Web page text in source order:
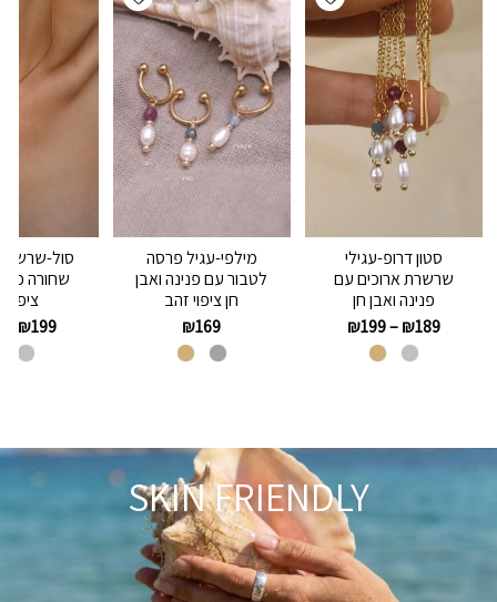
סטון דרופ-עגילי
שרשרת ארוכים עם
פנינה ואבן חן
₪189
–
₪199
מילפי-עגיל פרסה
לטבור עם פנינה ואבן
חן ציפוי זהב
₪169
סול-
ציפוי
₪199
SKIN FRIENDLY